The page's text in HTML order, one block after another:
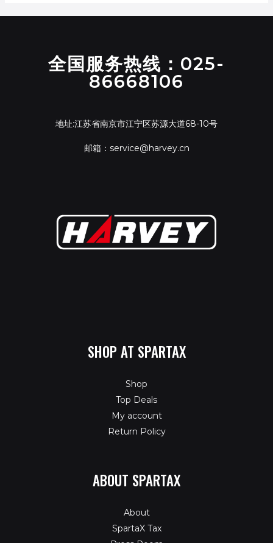
全国服务热线：025-
86668106
地址:江苏省南京市江宁区苏源大道68-10号
邮箱：service@harvey.cn
SHOP AT SPARTAX
Shop
Top Deals
My account
Return Policy
ABOUT SPARTAX
About
SpartaX Tax